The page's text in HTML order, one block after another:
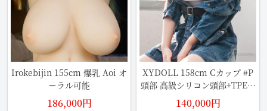
Irokebijin 155cm 爆乳 Aoi オ
ーラル可能
186,000円
XYDOLL 158cm Cカップ #P
頭部 高級シリコン頭部+TPE材
質ボディ
140,000円